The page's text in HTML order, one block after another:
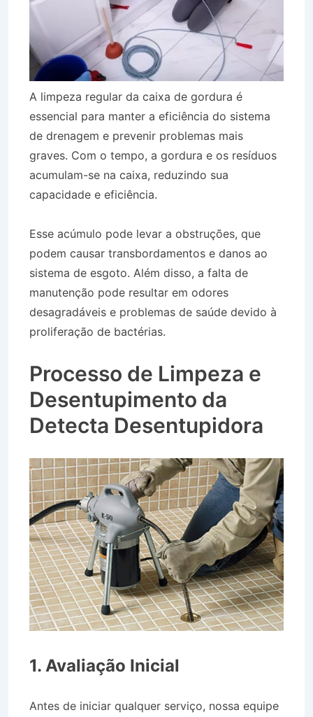
A limpeza regular da caixa de gordura é
essencial para manter a eficiência do sistema
de drenagem e prevenir problemas mais
graves. Com o tempo, a gordura e os resíduos
acumulam-se na caixa, reduzindo sua
capacidade e eficiência.
Esse acúmulo pode levar a obstruções, que
podem causar transbordamentos e danos ao
sistema de esgoto. Além disso, a falta de
manutenção pode resultar em odores
desagradáveis e problemas de saúde devido à
proliferação de bactérias.
Processo de Limpeza e
Desentupimento da
Detecta Desentupidora
1. Avaliação Inicial
Antes de iniciar qualquer serviço, nossa equipe